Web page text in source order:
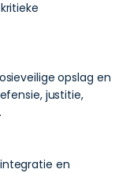
opslag en
justitie,
en